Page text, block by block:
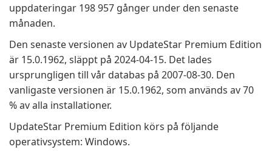
uppdateringar 198 957 gånger under den senaste
månaden.
Den senaste versionen av UpdateStar Premium Edition
är 15.0.1962, släppt på 2024-04-15. Det lades
ursprungligen till vår databas på 2007-08-30. Den
vanligaste versionen är 15.0.1962, som används av 70
% av alla installationer.
UpdateStar Premium Edition körs på följande
operativsystem: Windows.